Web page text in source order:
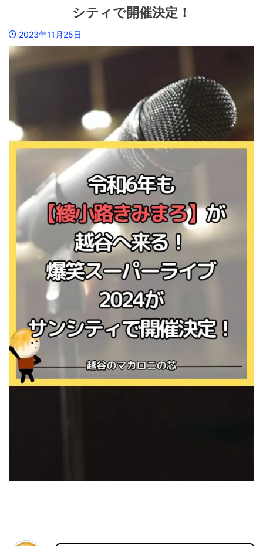
シティで開催決定！
2023年11月25日